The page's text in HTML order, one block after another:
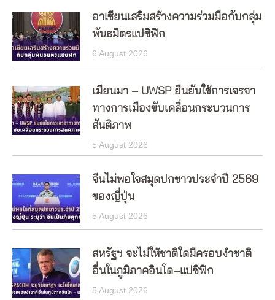
อาเซียนเสริมสร้างความร่วมมือกับกลุ่ม
พันธมิตรแปซิฟิก
6 August 2026
เมียนมา – UWSP ยืนยันใช้การเจรจา
ทางการเมืองขับเคลื่อนกระบวนการ
สันติภาพ
5 August 2026
จีนไม่พอใจสมุดปกขาวประจำปี 2569
ของญี่ปุ่น
5 August 2026
สหรัฐฯ จะไม่ให้ชาติใดมีครอบงำชาติ
อื่นในภูมิภาคอินโด–แปซิฟิก
5 August 2026